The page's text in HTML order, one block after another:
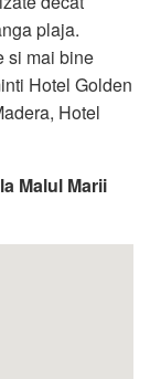
plaja.
si mai bine
Hotel Golden
Hotel
Malul Marii